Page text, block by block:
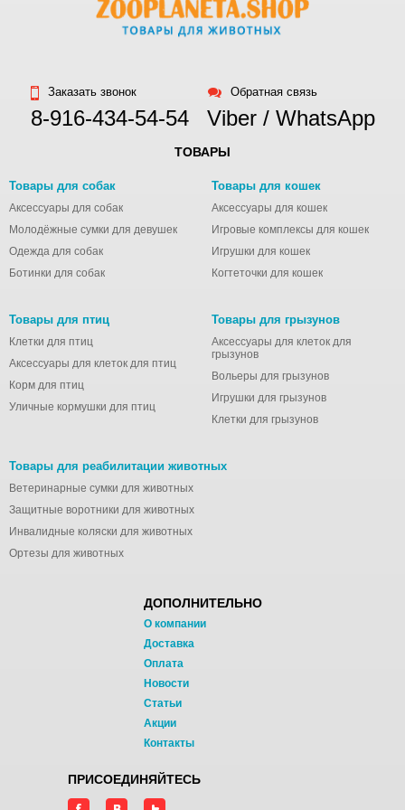
Заказать звонок
8-916-434-54-54
Обратная связь
Viber / WhatsApp
ТОВАРЫ
Товары для собак
Аксессуары для собак
Молодёжные сумки для девушек
Одежда для собак
Ботинки для собак
Товары для кошек
Аксессуары для кошек
Игровые комплексы для кошек
Игрушки для кошек
Когтеточки для кошек
Товары для птиц
Клетки для птиц
Аксессуары для клеток для птиц
Корм для птиц
Уличные кормушки для птиц
Товары для грызунов
Аксессуары для клеток для
грызунов
Вольеры для грызунов
Игрушки для грызунов
Клетки для грызунов
Товары для реабилитации животных
Ветеринарные сумки для животных
Защитные воротники для животных
Инвалидные коляски для животных
Ортезы для животных
ДОПОЛНИТЕЛЬНО
О компании
Доставка
Оплата
Новости
Статьи
Акции
Контакты
ПРИСОЕДИНЯЙТЕСЬ